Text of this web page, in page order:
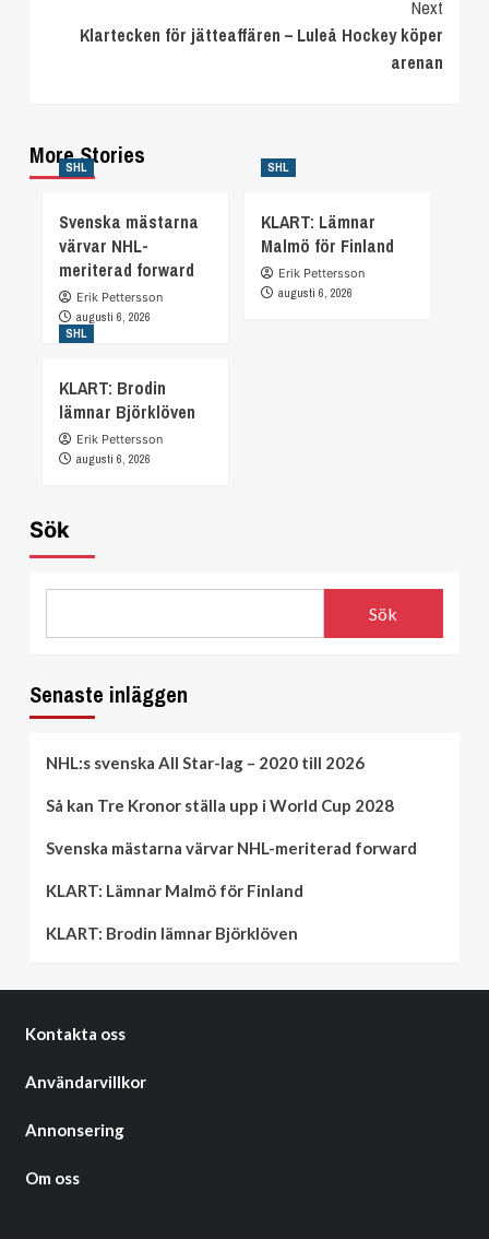
Next
Klartecken för jätteaffären – Luleå Hockey köper
arenan
More Stories
SHL
Svenska mästarna
värvar NHL-
meriterad forward
Erik Pettersson
augusti 6, 2026
SHL
KLART: Lämnar
Malmö för Finland
Erik Pettersson
augusti 6, 2026
SHL
KLART: Brodin
lämnar Björklöven
Erik Pettersson
augusti 6, 2026
Sök
Sök
Senaste inläggen
NHL:s svenska All Star-lag – 2020 till 2026
Så kan Tre Kronor ställa upp i World Cup 2028
Svenska mästarna värvar NHL-meriterad forward
KLART: Lämnar Malmö för Finland
KLART: Brodin lämnar Björklöven
Kontakta oss
Användarvillkor
Annonsering
Om oss